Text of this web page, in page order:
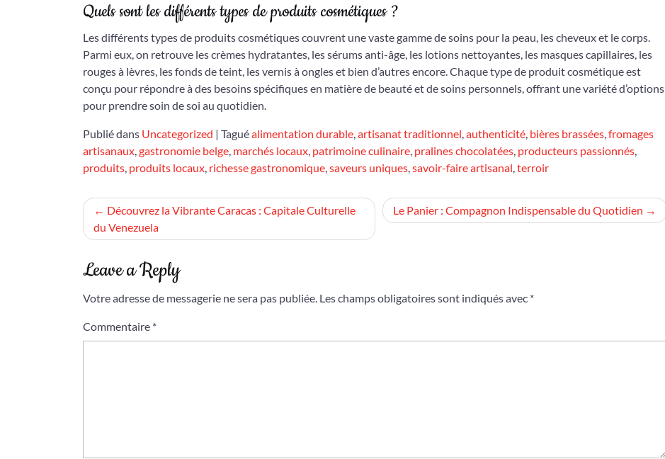
Quels sont les différents types de produits cosmétiques ?
Les différents types de produits cosmétiques couvrent une vaste gamme de soins pour la peau, les cheveux et le corps.
Parmi eux, on retrouve les crèmes hydratantes, les sérums anti-âge, les lotions nettoyantes, les masques capillaires, les
rouges à lèvres, les fonds de teint, les vernis à ongles et bien d’autres encore. Chaque type de produit cosmétique est
conçu pour répondre à des besoins spécifiques en matière de beauté et de soins personnels, offrant une variété d’options
pour prendre soin de soi au quotidien.
Publié dans Uncategorized | Taguéalimentation durable,artisanat traditionnel,authenticité, bières brassées,fromages
artisanaux,gastronomie belge, marchés locaux, patrimoine culinaire, pralines chocolatées, producteurs passionnés,
produits, produits locaux, richesse gastronomique,saveurs uniques,savoir-faire artisanal,terroir
Navigation
de
l’article
Découvrez la Vibrante Caracas : Capitale Culturelle
du Venezuela
Le Panier : Compagnon Indispensable du Quotidien
Leave a Reply
Votre adresse de messagerie ne sera pas publiée. Les champs obligatoires sont indiqués avec *
Commentaire *